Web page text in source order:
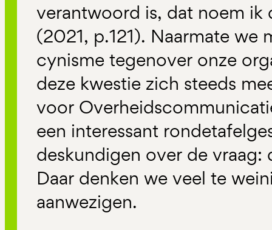
verantwoord is, dat noem
(2021, p.121). Naarmate we
cynisme tegenover onze
deze kwestie zich steeds
voor
een interessant
deskundigen over de
Daar denken we veel te
aanwezigen.